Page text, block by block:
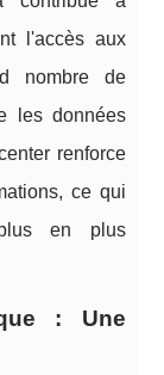
l'accès aux
nombre de
les données
renforce
ce qui
en plus
: Une